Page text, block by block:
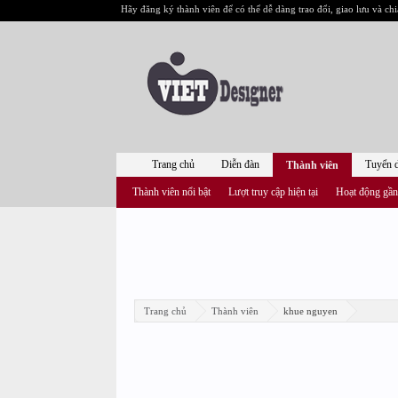
Hãy đăng ký thành viên để có thể dễ dàng trao đổi, giao lưu và
Trang chủ Thành viên khue nguyen
Trang chủ Diễn đàn Thành viên
Thành viên nổi bật Lượt truy cập hiện tại Hoạt động
Tuyển